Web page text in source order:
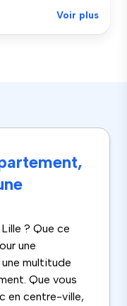
Voir plus
? Que ce
une
multitude
Que vous
en centre-ville,